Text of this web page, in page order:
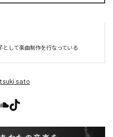
して楽曲制作を行なっている
sato